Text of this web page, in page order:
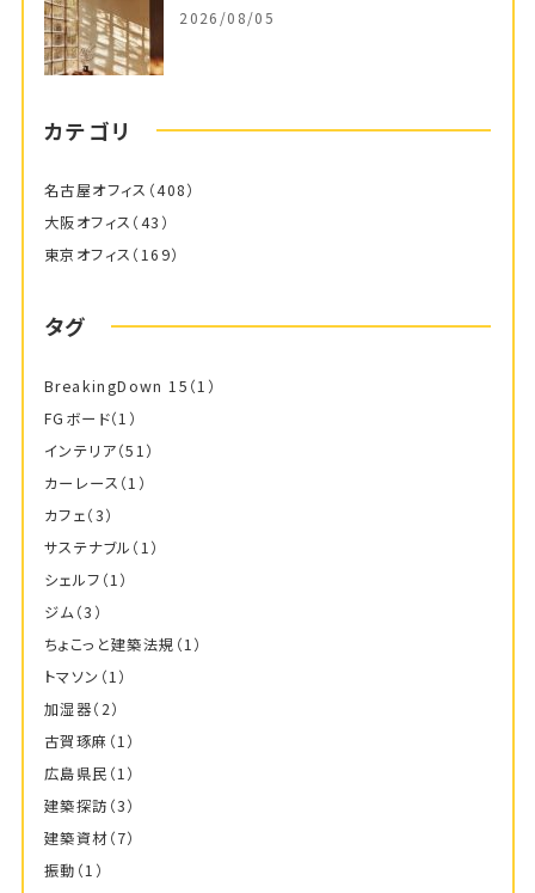
2026/08/05
カテゴリ
名古屋オフィス （408）
大阪オフィス （43）
東京オフィス （169）
タグ
BreakingDown 15 （1）
FGボード（1）
インテリア（51）
カーレース （1）
カフェ（3）
サステナブル （1）
シェルフ （1）
ジム（3）
ちょこっと建築法規 （1）
トマソン （1）
加湿器（2）
古賀琢麻 （1）
広島県民 （1）
建築探訪 （3）
建築資材（7）
振動 （1）